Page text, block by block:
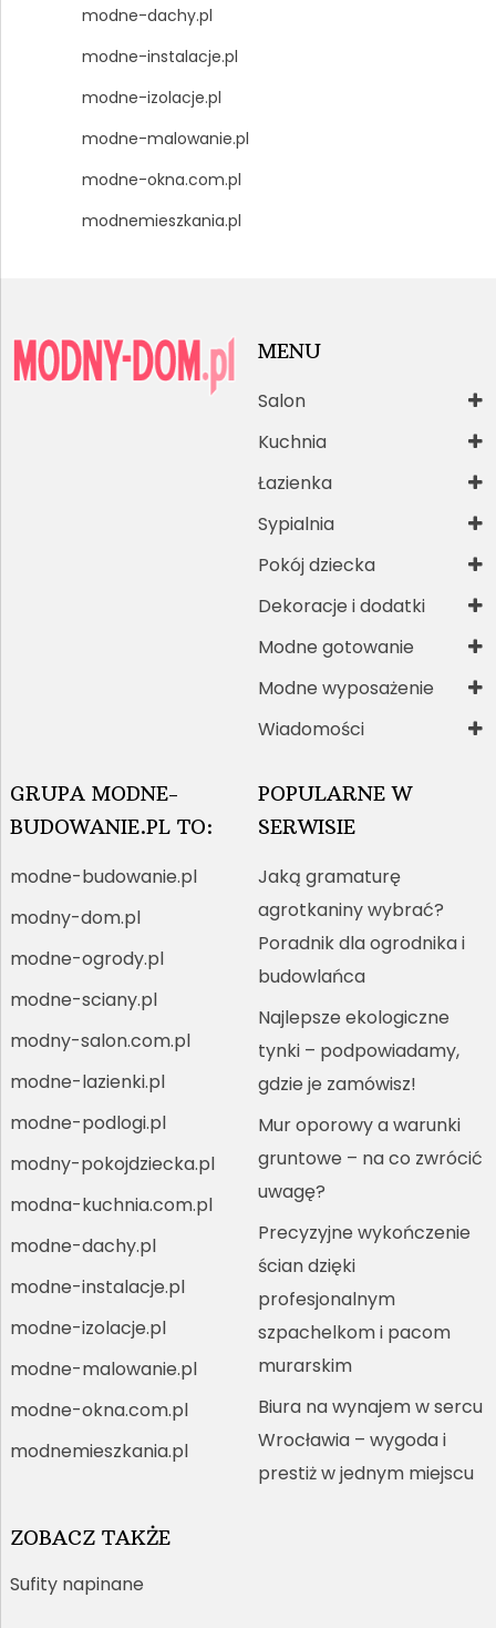
modne-dachy.pl
modne-instalacje.pl
modne-izolacje.pl
modne-malowanie.pl
modne-okna.com.pl
modnemieszkania.pl
MENU
Salon
Kuchnia
Łazienka
Sypialnia
Pokój dziecka
Dekoracje i dodatki
Modne gotowanie
Modne wyposażenie
Wiadomości
GRUPA MODNE-
BUDOWANIE.PL TO:
modne-budowanie.pl
modny-dom.pl
modne-ogrody.pl
modne-sciany.pl
modny-salon.com.pl
modne-lazienki.pl
modne-podlogi.pl
modny-pokojdziecka.pl
modna-kuchnia.com.pl
modne-dachy.pl
modne-instalacje.pl
modne-izolacje.pl
modne-malowanie.pl
modne-okna.com.pl
modnemieszkania.pl
POPULARNE W
SERWISIE
Jaką gramaturę
agrotkaniny wybrać?
Poradnik dla ogrodnika i
budowlańca
Najlepsze ekologiczne
tynki – podpowiadamy,
gdzie je zamówisz!
Mur oporowy a warunki
gruntowe – na co zwrócić
uwagę?
Precyzyjne wykończenie
ścian dzięki
profesjonalnym
szpachelkom i pacom
murarskim
Biura na wynajem w sercu
Wrocławia – wygoda i
prestiż w jednym miejscu
ZOBACZ TAKŻE
Sufity napinane